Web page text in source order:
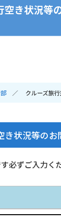
空き状況等
クルーズ旅
き状況等のお
必ずご入力く